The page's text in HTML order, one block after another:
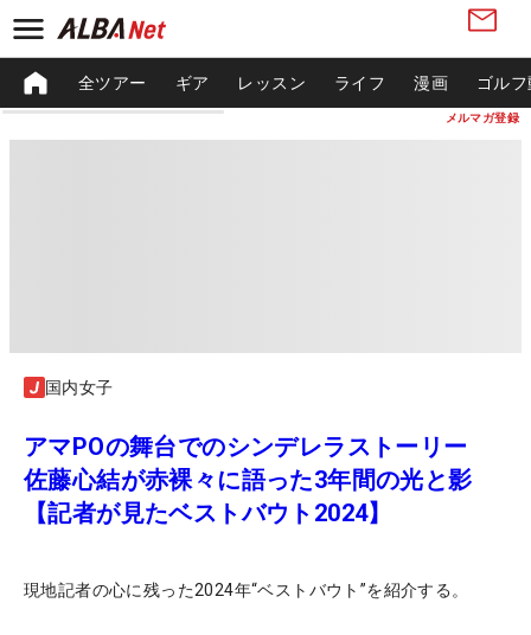
メルマガ登録
全ツアー ギア レッスン ライフ 漫画 ゴル
国内女子
アマPOの舞台でのシンデレラストーリー
佐藤心結が赤裸々に語った3年間の光と影
【記者が見たベストバウト2024】
現地記者の心に残った2024年“ベストバウト”を紹介する。